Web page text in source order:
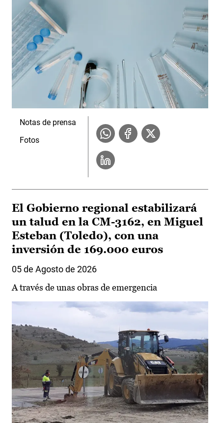
Notas de prensa
Fotos
El Gobierno regional estabilizará
un talud en la CM-3162, en Miguel
Esteban (Toledo), con una
inversión de 169.000 euros
05 de Agosto de 2026
A través de unas obras de emergencia